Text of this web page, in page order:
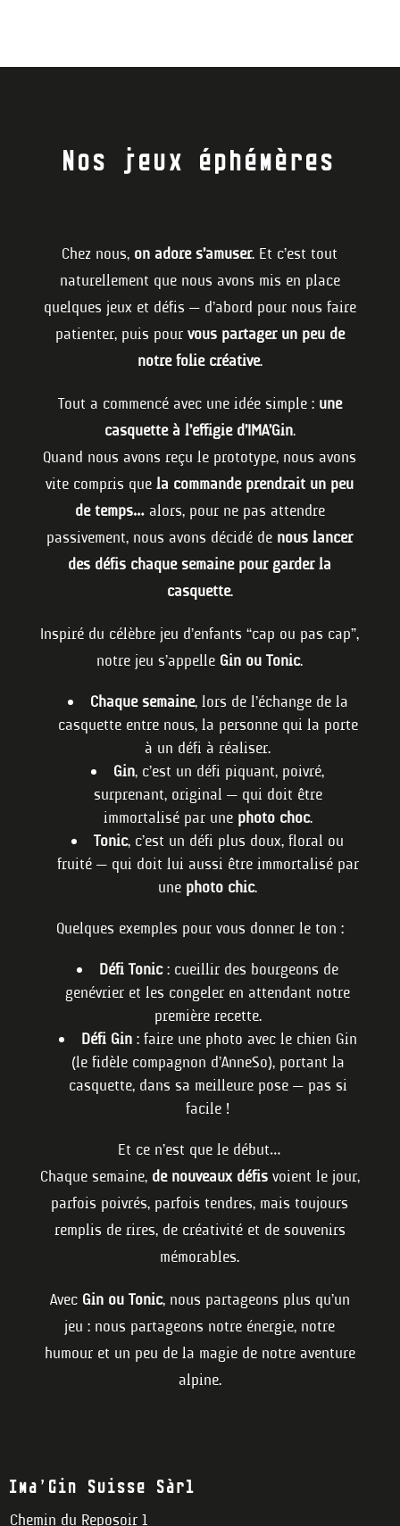
Nos jeux éphémères
Chez nous, on adore s’amuser. Et c’est tout
naturellement que nous avons mis en place
quelques jeux et défis — d’abord pour nous faire
patienter, puis pour vous partager un peu de
notre folie créative.
Tout a commencé avec une idée simple : une
casquette à l’effigie d’IMA’Gin.
Quand nous avons reçu le prototype, nous avons
vite compris quela commande prendrait un peu
de temps…alors, pour ne pas attendre
passivement, nous avons décidé de nous lancer
des défis chaque semaine pour garder la
casquette.
Inspiré du célèbre jeu d’enfants “cap ou pas cap”,
notre jeu s’appelle Gin ou Tonic.
Chaque semaine, lors de l’échange de la
casquette entre nous, la personne qui la porte
à un défi à réaliser.
Gin, c’est un défi piquant, poivré,
surprenant, original — qui doit être
immortalisé par une photo choc.
Tonic, c’est un défi plus doux, floral ou
fruité — qui doit lui aussi être immortalisé par
une photo chic.
Quelques exemples pour vous donner le ton :
Défi Tonic: cueillir des bourgeons de
genévrier et les congeler en attendant notre
première recette.
Défi Gin: faire une photo avec le chien Gin
(le fidèle compagnon d’AnneSo), portant la
casquette, dans sa meilleure pose — pas si
facile !
Et ce n’est que le début…
Chaque semaine, de nouveaux défisvoient le jour,
parfois poivrés, parfois tendres, mais toujours
remplis de rires, de créativité et de souvenirs
mémorables.
Avec Gin ou Tonic, nous partageons plus qu’un
jeu : nous partageons notre énergie, notre
humour et un peu de la magie de notre aventure
alpine.
Ima’Gin Suisse Sàrl
Chemin du Reposoir 1